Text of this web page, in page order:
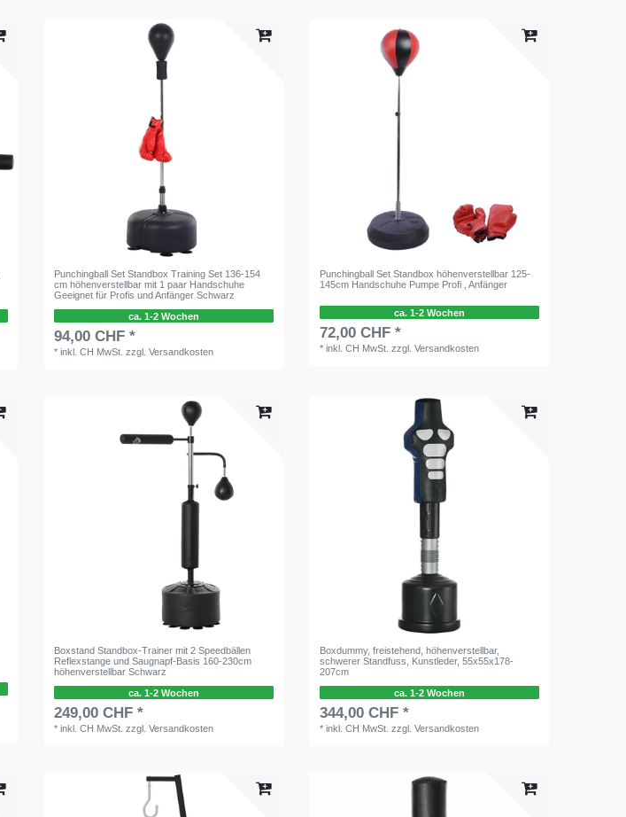
Punchingball Set Standbox Training Set 136-154
cm höhenverstellbar mit 1 paar Handschuhe
Geeignet für Profis und Anfänger Schwarz
ca. 1-2 Wochen
94,00 CHF *
*inkl. CH MwSt. zzgl.Versandkosten
Punchingball Set Standbox höhenverstellbar 125-
145cm Handschuhe Pumpe Profi , Anfänger
ca. 1-2 Wochen
72,00 CHF *
*inkl. CH MwSt. zzgl.Versandkosten
Boxstand Standbox-Trainer mit 2 Speedbällen
Reflexstange und Saugnapf-Basis 160-230cm
höhenverstellbar Schwarz
ca. 1-2 Wochen
249,00 CHF *
*inkl. CH MwSt. zzgl.Versandkosten
Boxdummy, freistehend, höhenverstellbar,
schwerer Standfuss, Kunstleder, 55x55x178-
207cm
ca. 1-2 Wochen
344,00 CHF *
*inkl. CH MwSt. zzgl.Versandkosten